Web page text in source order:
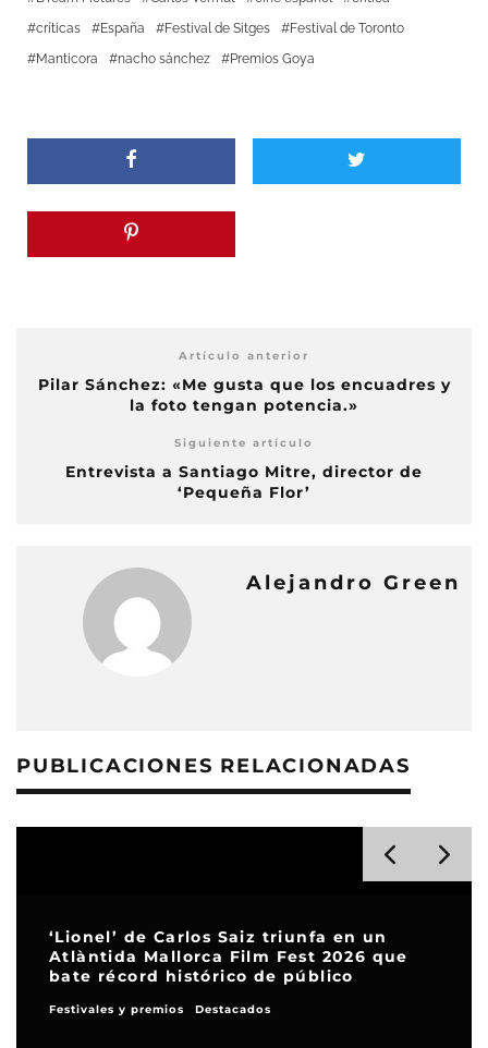
críticas
España Festival de Sitges
Festival de Toronto
Manticora
nacho sánchez Premios Goya
Artículo anterior
Pilar Sánchez: «Me gusta que los encuadres y
la foto tengan potencia.»
Siguiente artículo
Entrevista a Santiago Mitre, director de
‘Pequeña Flor’
Alejandro Green
PUBLICACIONES RELACIONADAS
‘Lionel’ de Carlos Saiz triunfa en un
Atlàntida Mallorca Film Fest 2026 que
bate récord histórico de público
Festivales y premios Destacados